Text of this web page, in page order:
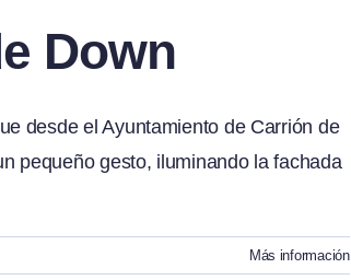
Down
desde el Ayuntamiento de Carrión de
pequeño gesto, iluminando la fachada
Más información